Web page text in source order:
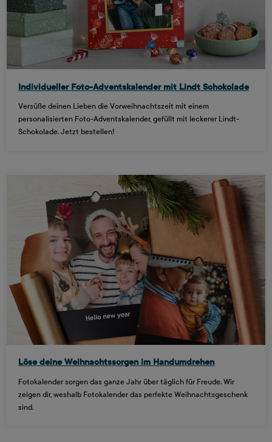
Individueller Foto-Adventskalender mit Lindt Schokolade
Versüße deinen Lieben die Vorweihnachtszeit mit einem
personalisierten Foto-Adventskalender, gefüllt mit leckerer Lindt-
Schokolade. Jetzt bestellen!
Löse deine Weihnachtssorgen im Handumdrehen
Fotokalender sorgen das ganze Jahr über täglich für Freude. Wir
zeigen dir, weshalb Fotokalender das perfekte Weihnachtsgeschenk
sind.